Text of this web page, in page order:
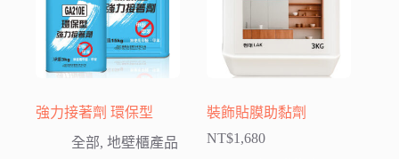
強力接著劑 環保型
全部, 地壁櫃產品
裝飾貼膜助黏劑
NT$1,680